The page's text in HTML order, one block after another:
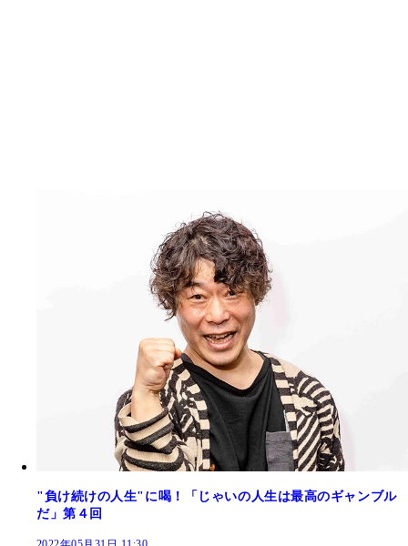
"負け続けの人生"に喝！「じゃいの人生は最高のギャンブル
だ」第４回